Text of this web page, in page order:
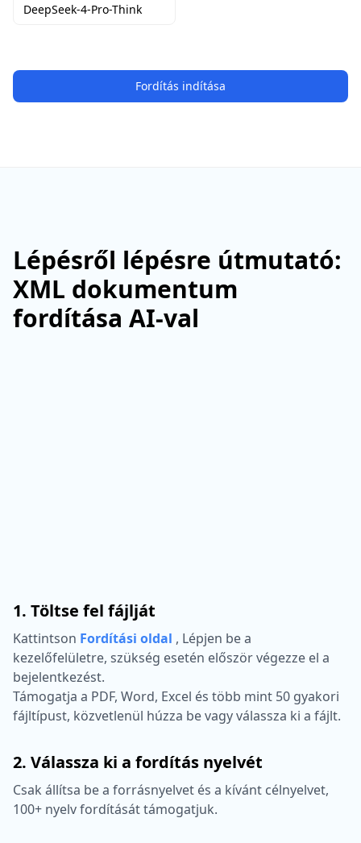
DeepSeek-4-Pro-Think
Fordítás indítása
Lépésről lépésre útmutató:
XML dokumentum
fordítása AI-val
1. Töltse fel fájlját
Kattintson Fordítási oldal , Lépjen be a
kezelőfelületre, szükség esetén először végezze el a
bejelentkezést.
Támogatja a PDF, Word, Excel és több mint 50 gyakori
fájltípust, közvetlenül húzza be vagy válassza ki a fájlt.
2. Válassza ki a fordítás nyelvét
Csak állítsa be a forrásnyelvet és a kívánt célnyelvet,
100+ nyelv fordítását támogatjuk.